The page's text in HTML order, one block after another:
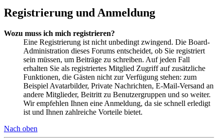
Registrierung und Anmeldung
Wozu muss ich mich registrieren?
Eine Registrierung ist nicht unbedingt zwingend. Die Board-
Administration dieses Forums entscheidet, ob Sie registriert
sein müssen, um Beiträge zu schreiben. Auf jeden Fall
erhalten Sie als registriertes Mitglied Zugriff auf zusätzliche
Funktionen, die Gästen nicht zur Verfügung stehen: zum
Beispiel Avatarbilder, Private Nachrichten, E-Mail-Versand an
andere Mitglieder, Beitritt zu Benutzergruppen und so weiter.
Wir empfehlen Ihnen eine Anmeldung, da sie schnell erledigt
ist und Ihnen zahlreiche Vorteile bietet.
Nach oben